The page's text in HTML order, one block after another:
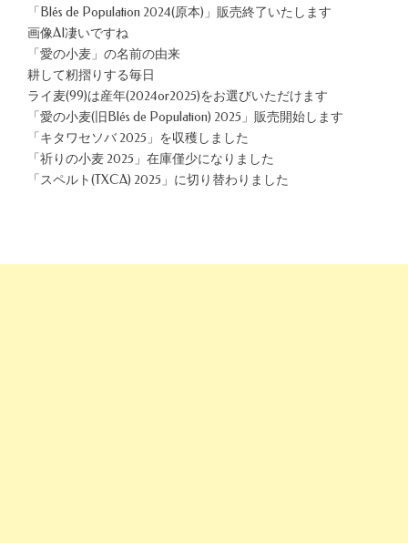
「Blés de Population 2024(原本)」販売終了いたします
画像AI凄いですね
「愛の小麦」の名前の由来
耕して籾摺りする毎日
ライ麦(99)は産年(2024or2025)をお選びいただけます
「愛の小麦(旧Blés de Population) 2025」販売開始します
「キタワセソバ 2025」を収穫しました
「祈りの小麦 2025」在庫僅少になりました
「スペルト(TXCA) 2025」に切り替わりました